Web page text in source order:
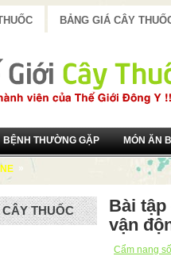
BẢNG GIÁ CÂY
BỆNH THƯỜNG GẶP MÓN ĂN
»
Bài
vận
Cẩm nang
THUỐC